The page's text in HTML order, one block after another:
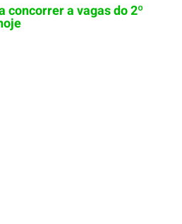
concorrer a vagas do 2º